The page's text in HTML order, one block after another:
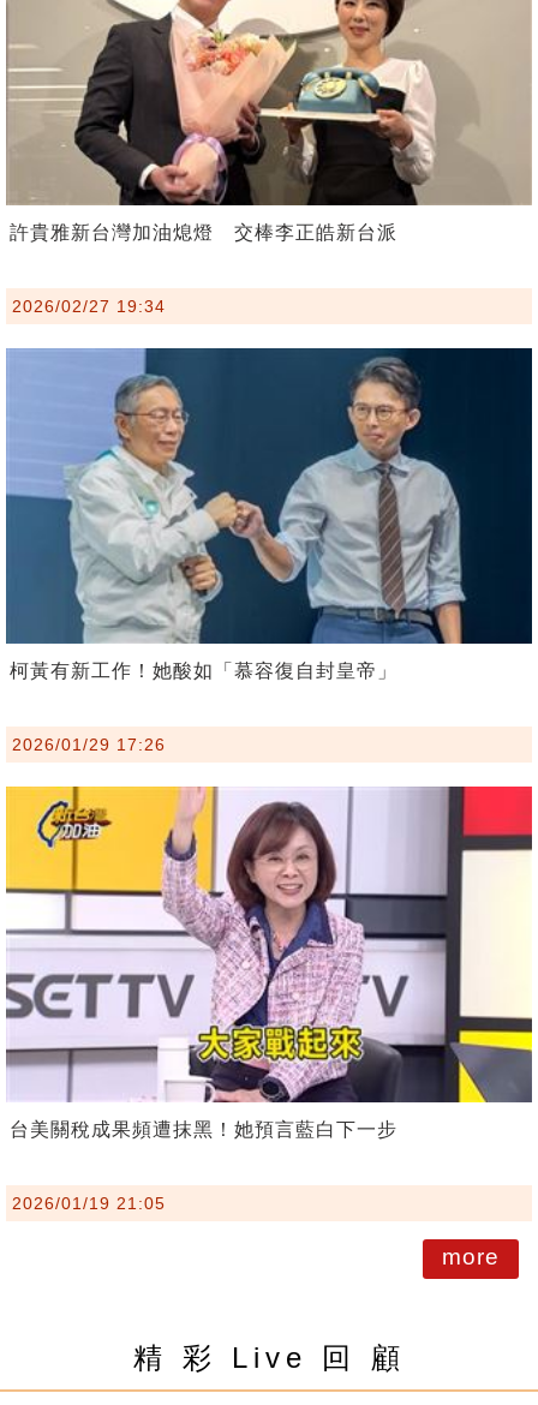
許貴雅新台灣加油熄燈 交棒李正皓新台派
2026/02/27 19:34
柯黃有新工作！她酸如「慕容復自封皇帝」
2026/01/29 17:26
台美關稅成果頻遭抹黑！她預言藍白下一步
2026/01/19 21:05
more
精 彩 Live 回 顧